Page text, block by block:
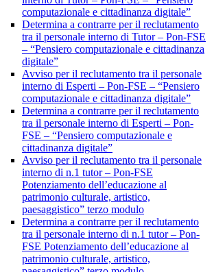
computazionale e cittadinanza digitale”
Determina a contrarre per il reclutamento
tra il personale interno di Tutor – Pon-FSE
– “Pensiero computazionale e cittadinanza
digitale”
Avviso per il reclutamento tra il personale
interno di Esperti – Pon-FSE – “Pensiero
computazionale e cittadinanza digitale”
Determina a contrarre per il reclutamento
tra il personale interno di Esperti – Pon-
FSE – “Pensiero computazionale e
cittadinanza digitale”
Avviso per il reclutamento tra il personale
interno di n.1 tutor – Pon-FSE
Potenziamento dell’educazione al
patrimonio culturale, artistico,
paesaggistico” terzo modulo
Determina a contrarre per il reclutamento
tra il personale interno di n.1 tutor – Pon-
FSE Potenziamento dell’educazione al
patrimonio culturale, artistico,